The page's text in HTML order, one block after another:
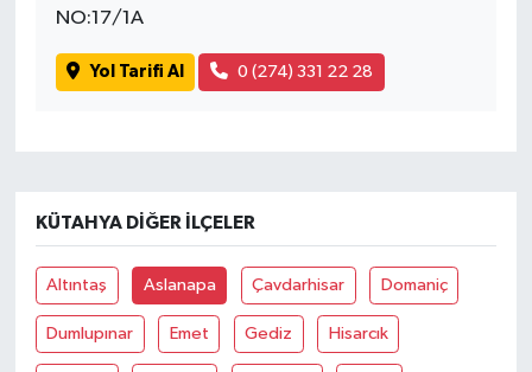
NO:17/1A
Yol Tarifi Al 0 (274) 331 22 28
KÜTAHYA DIĞER İLÇELER
Altıntaş Aslanapa Çavdarhisar Domaniç
Dumlupınar Emet Gediz Hisarcık